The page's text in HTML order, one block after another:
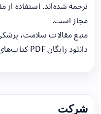
ترجمه شده‌اند. استفاده از
مجاز است.
منبع مقالات سلامت،
دانلود رایگان PDF کتاب‌های پزشکی.
شرکت